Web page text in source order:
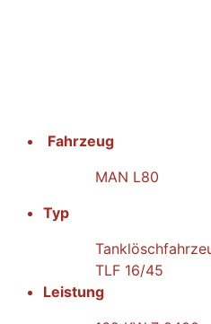
Fahrzeug
MAN L80
Typ
TLF 16/45
Leistung